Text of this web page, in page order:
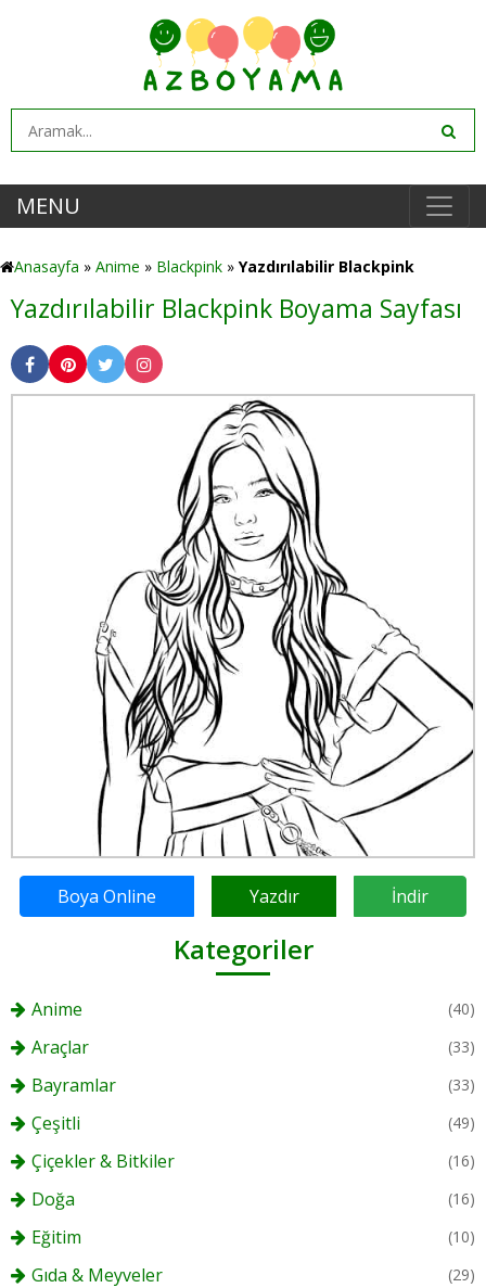
MENU
Anasayfa » Anime » Blackpink » Yazdırılabilir Blackpink
Yazdırılabilir Blackpink Boyama Sayfası
Boya Online Yazdır İndir
Kategoriler
Anime (40)
Araçlar (33)
Bayramlar (33)
Çeşitli (49)
Çiçekler & Bitkiler (16)
Doğa (16)
Eğitim (10)
Gıda & Meyveler (29)